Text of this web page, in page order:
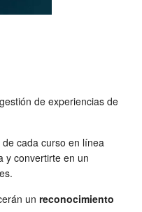
de experiencias de
cada curso en línea
y convertirte en un
un reconocimiento